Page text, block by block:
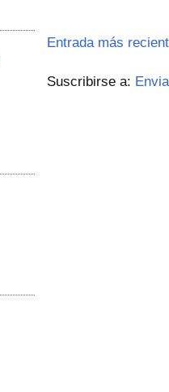
Entrada más
Suscribirse a: